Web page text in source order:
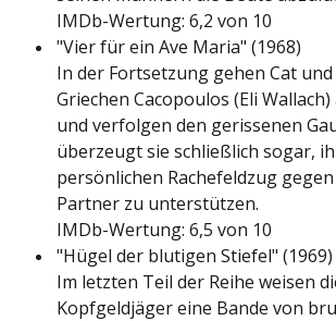
IMDb-Wertung: 6,2 von 10
"Vier für ein Ave Maria" (1968)
In der Fortsetzung gehen Cat
Griechen Cacopoulos (Eli
und verfolgen den gerissenen
überzeugt sie schließlich sogar,
persönlichen Rachefeldzug gegen
Partner zu unterstützen.
IMDb-Wertung: 6,5 von 10
"Hügel der blutigen Stiefel" (1969)
Im letzten Teil der Reihe weisen
Kopfgeldjäger eine Bande von